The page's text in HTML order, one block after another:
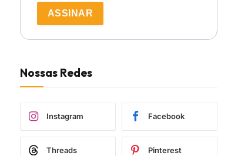
ASSINAR
Nossas Redes
Instagram Facebook
Threads Pinterest